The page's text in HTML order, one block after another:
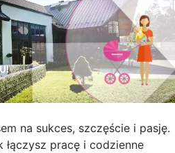
na sukces, szczęście i pasję.
łączysz pracę i codzienne